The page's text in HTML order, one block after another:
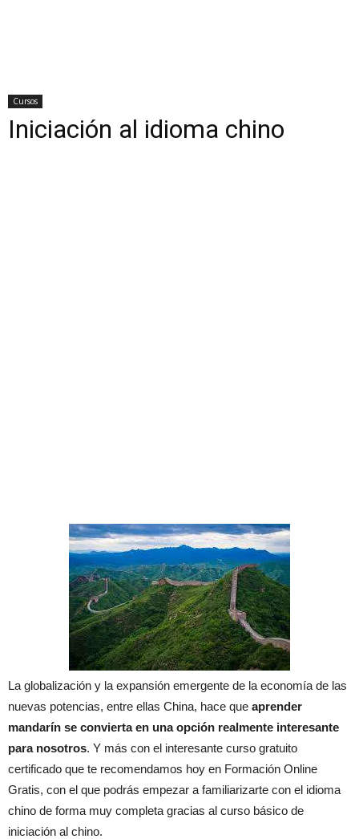
Cursos
Iniciación al idioma chino
La globalización y la expansión emergente de la economía de las
nuevas potencias, entre ellas China, hace que aprender
mandarín se convierta en una opción realmente interesante
para nosotros. Y más con el interesante curso gratuito
certificado que te recomendamos hoy en Formación Online
Gratis, con el que podrás empezar a familiarizarte con el idioma
chino de forma muy completa gracias al curso básico de
iniciación al chino.